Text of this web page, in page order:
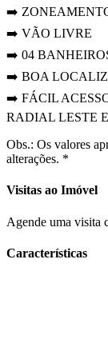
➡️
➡️ VÃO LIVRE
➡️ 04
➡️ BOA
➡️ FÁCIL
RADIAL LESTE
Obs.: Os valores
alterações. *
Visitas ao Imóvel
Agende uma visita
Características